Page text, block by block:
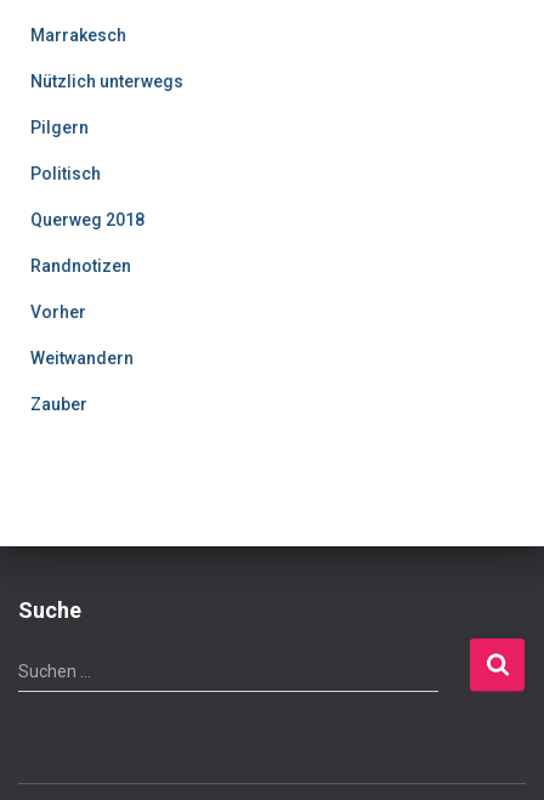
Marrakesch
Nützlich unterwegs
Pilgern
Politisch
Querweg 2018
Randnotizen
Vorher
Weitwandern
Zauber
Suche
S
u
Suchen …